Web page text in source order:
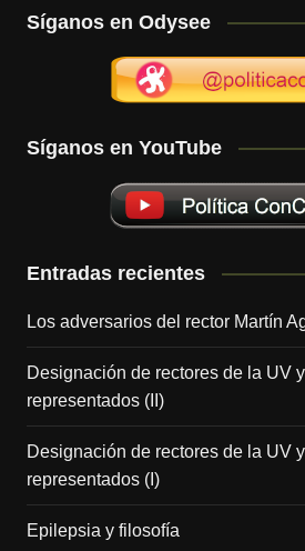
Síganos en Odysee
Síganos en YouTube
Entradas recientes
Los adversarios del rector Martín
Designación de rectores de la UV
representados (II)
Designación de rectores de la UV
representados (I)
Epilepsia y filosofía